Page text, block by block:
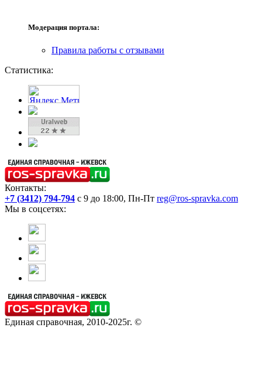
Модерация портала:
Правила работы с отзывами
Статистика:
Контакты:
+7 (3412) 794-794 с 9 до 18:00, Пн-Пт reg@ros-spravka.com
Мы в соцсетях:
Единая справочная, 2010-2025г. ©